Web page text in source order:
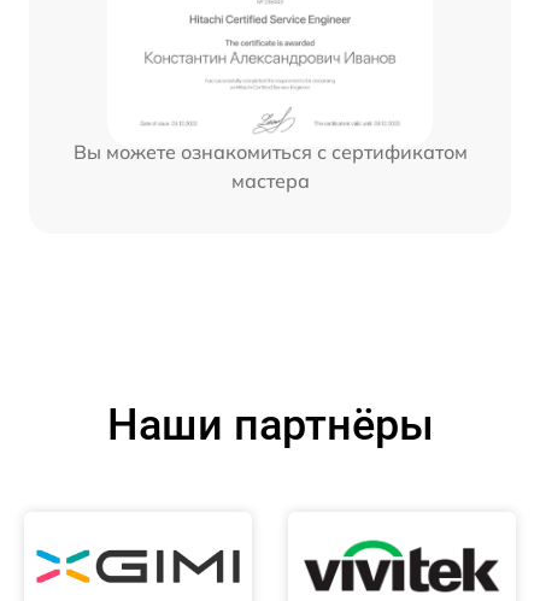
Вы можете ознакомиться с сертификатом
мастера
Наши партнёры